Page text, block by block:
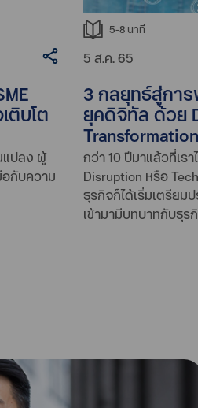
ติบโต
แปลง ผู้
กับความ
5-8 นาที
5 ส.ค. 65
3 กลยุทธ์สู่กา
ยุคดิจิทัล ด้วย
Transformation
กว่า 10 ปีมาแล้วที่เร
Disruption หรือ
ธุรกิจก็ได้เริ่มเตรียม
เข้ามามีบทบาทกับธุ